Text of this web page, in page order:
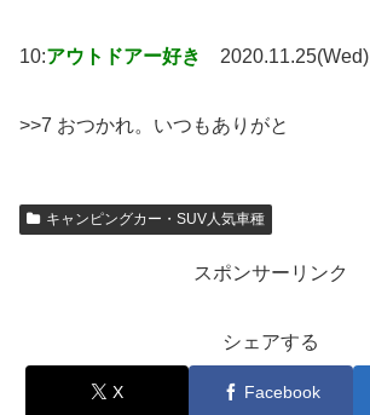
10:アウトドアー好き 2020.11.25(Wed)
>>7 おつかれ。いつもありがと
キャンピングカー・SUV人気車種
スポンサーリンク
シェアする
X Facebook